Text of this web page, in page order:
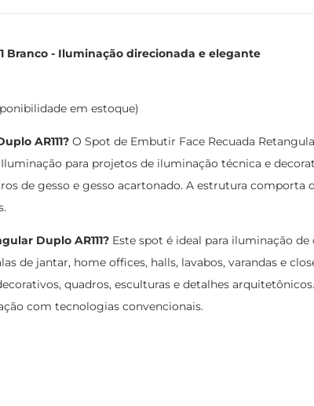
Branco - Iluminação direcionada e elegante
em estoque)
AR111? O Spot de Embutir Face Recuada
para projetos de iluminação técnica e
de gesso e gesso acartonado. A estrutura comporta
Duplo AR111? Este spot é ideal para iluminação
de jantar, home offices, halls, lavabos, varandas e
quadros, esculturas e detalhes
com tecnologias convencionais.